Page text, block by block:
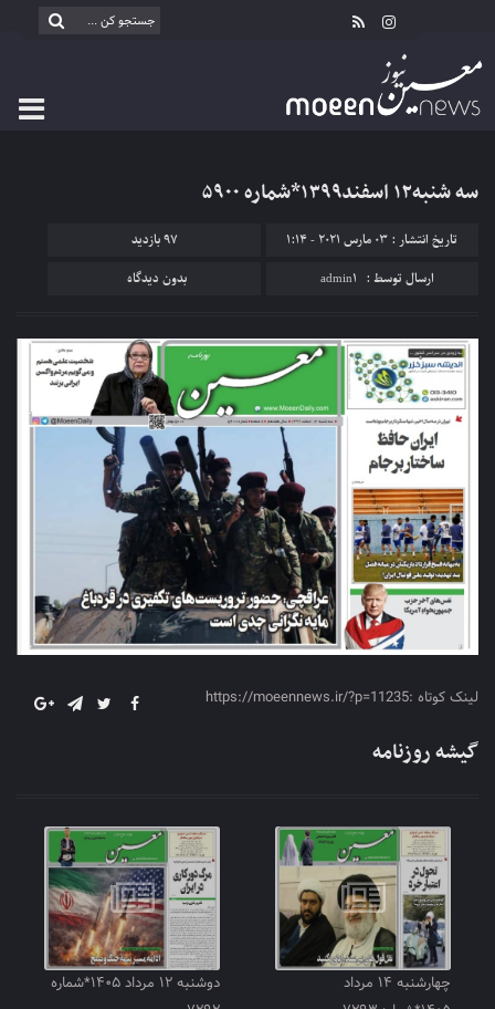
سه شنبه۱۲ اسفند۱۳۹۹*شماره ۵۹۰۰
تاریخ انتشار : 03 مارس 2021 - 1:14 97 بازدید
ارسال توسط : admin1 بدون دیدگاه
لینک کوتاه :https://moeennews.ir/?p=11235
گیشه روزنامه
چهارشنبه ۱۴ مرداد
دوشنبه ۱۲ مرداد ۱۴۰۵*شماره